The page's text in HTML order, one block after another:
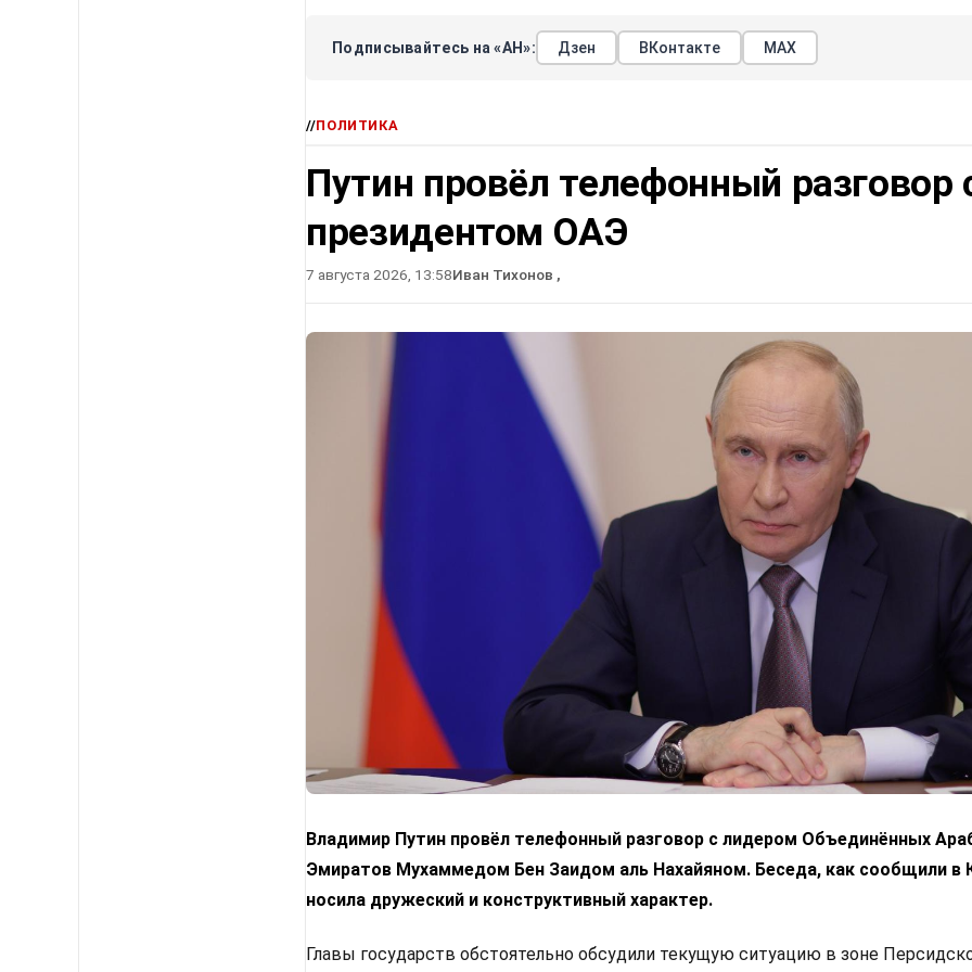
Подписывайтесь на «АН»: Дзен ВКонтакте МАХ
//ПОЛИТИКА
Путин провёл телефонный разговор
президентом ОАЭ
7 августа 2026, 13:58Иван Тихонов ,
Владимир Путин провёл телефонный разговор с лидером Объединённых
Эмиратов Мухаммедом Бен Заидом аль Нахайяном. Беседа, как сообщили в
носила дружеский и конструктивный характер.
Главы государств обстоятельно обсудили текущую ситуацию в зоне